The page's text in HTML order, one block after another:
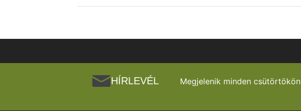
HÍRLEVÉL Megjelenik minden csütörtökön